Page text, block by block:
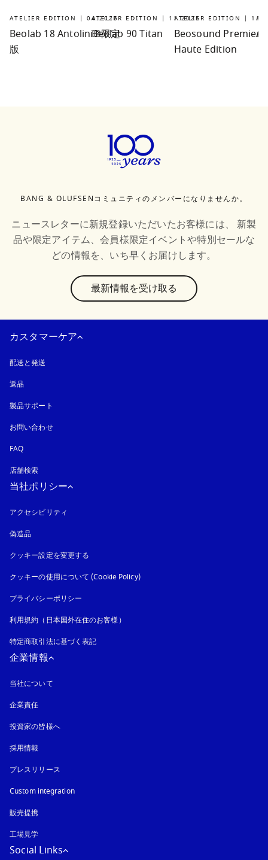
ATELIER EDITION | 04.2026
Beolab 18 Antolini®限定
版
ATELIER EDITION | 11.2025
Beolab 90 Titan
ATELIER EDITION |
Beosound Premiere
Haute Edition
BANG & OLUFSENコミュニティのメンバーになりませんか。
ニュースレターに新規登録いただいたお客様には、 新製
品や限定アイテム、会員様限定イベントや特別セールな
どの情報を、いち早くお届けします。
最新情報を受け取る
カスタマーケア
配送と発送
返品
製品サポート
お問い合わせ
FAQ
店舗検索
当社ポリシー
アクセシビリティ
偽造品
クッキー設定を変更する
クッキーの使用について (Cookie Policy)新しいタブに表示されます
プライバシーポリシー
利用規約（日本国外在住のお客様）
特定商取引法に基づく表記
企業情報
当社について
企業責任
投資家の皆様へ
採用情報
プレスリリース
Custom integration
販売提携
工場見学
Social Links